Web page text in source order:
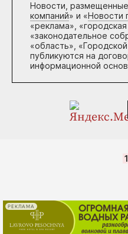
Новости,
компаний» и «Новости
«реклама», «городская
«законодательное
«область»,
публикуются на
информационной
РЕКЛАМА